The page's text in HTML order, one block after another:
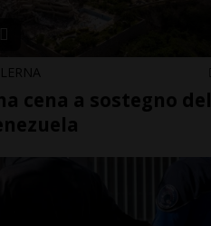
cena a sostegno del